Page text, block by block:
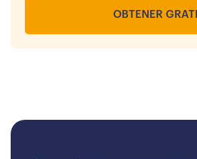
OBTENER